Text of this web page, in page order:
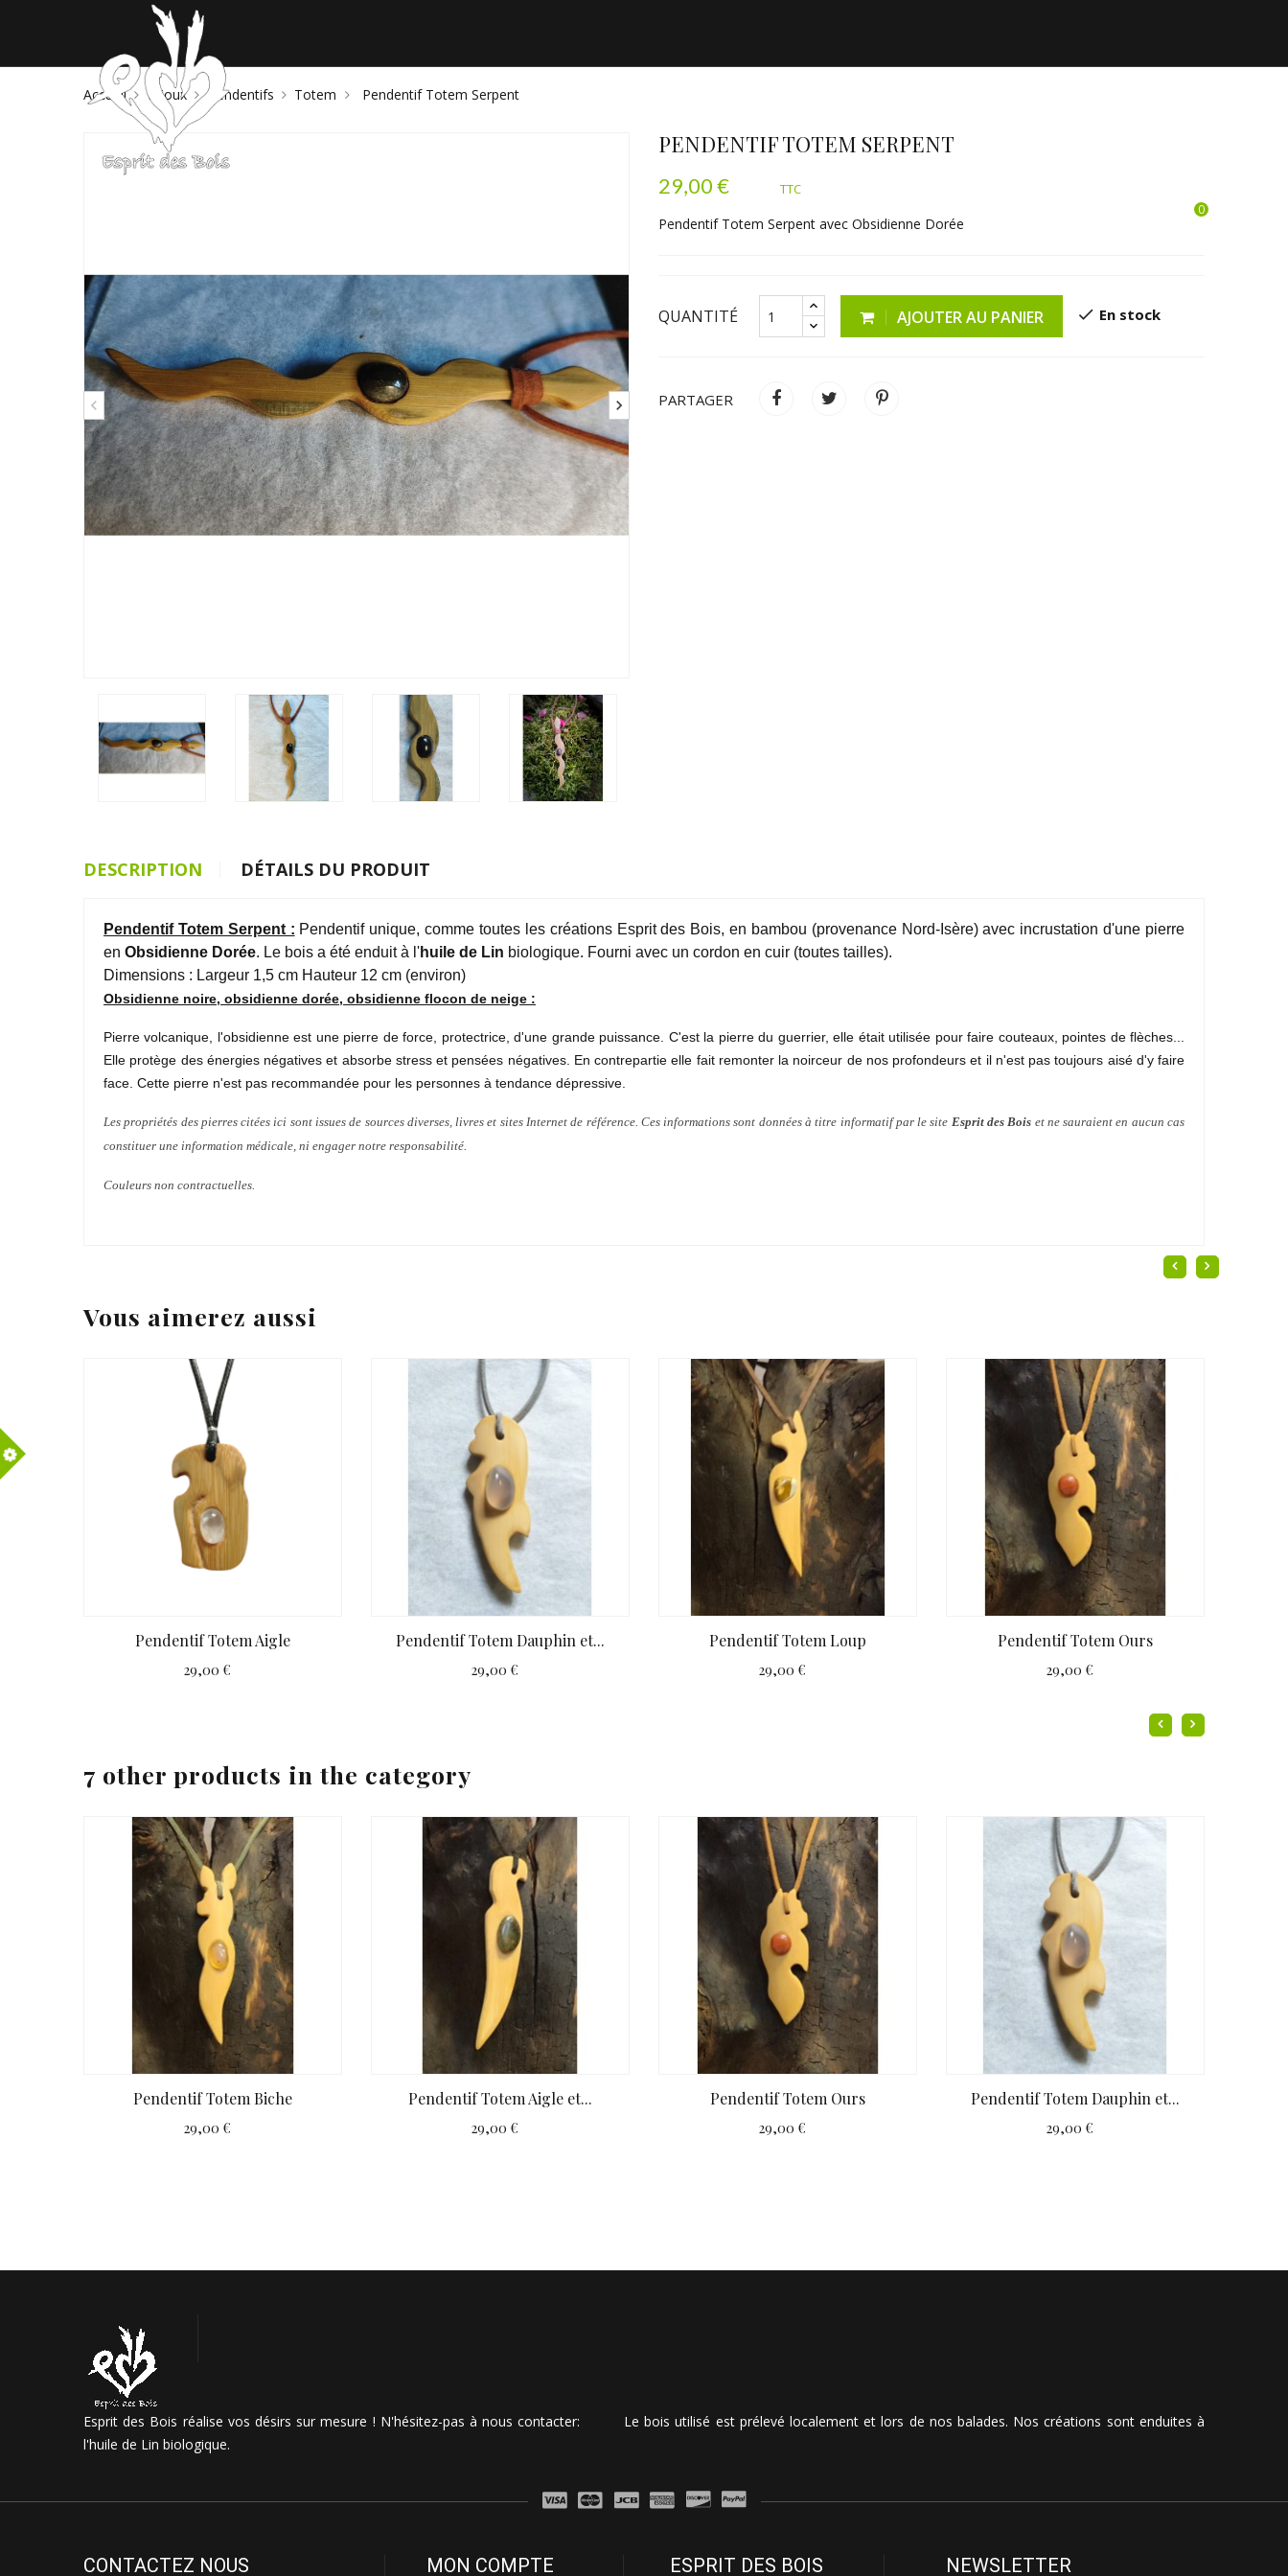
0
Accueil Bijoux Pendentifs Totem Pendentif Totem Serpent
PENDENTIF TOTEM SERPENT
29,00 € TTC
Pendentif Totem Serpent avec Obsidienne Dorée
QUANTITÉ AJOUTER AU PANIER check En stock
PARTAGER
DESCRIPTION DÉTAILS DU PRODUIT
Pendentif Totem Serpent : Pendentif unique, comme toutes les créations Esprit des Bois, en bambou (provenance Nord-Isère) avec incrustation d'une pierre
en Obsidienne Dorée. Le bois a été enduit à l'huile de Lin biologique. Fourni avec un cordon en cuir (toutes tailles).
Dimensions : Largeur 1,5 cm Hauteur 12 cm (environ)
Obsidienne noire, obsidienne dorée, obsidienne flocon de neige :
Pierre volcanique, l'obsidienne est une pierre de force, protectrice, d'une grande puissance. C'est la pierre du guerrier, elle était utilisée pour faire couteaux, pointes de flèches...
Elle protège des énergies négatives et absorbe stress et pensées négatives. En contrepartie elle fait remonter la noirceur de nos profondeurs et il n'est pas toujours aisé d'y faire
face. Cette pierre n'est pas recommandée pour les personnes à tendance dépressive.
Les propriétés des pierres citées ici sont issues de sources diverses, livres et sites Internet de référence. Ces informations sont données à titre informatif par le site Esprit des Bois et ne sauraient en aucun cas
constituer une information médicale, ni engager notre responsabilité.
Couleurs non contractuelles.
Vous aimerez aussi
Pendentif Totem Aigle
29,00 €
Pendentif Totem Dauphin et...
29,00 €
Pendentif Totem Loup
29,00 €
Pendentif Totem Ours
29,00 €
7 other products in the category
Pendentif Totem Biche
29,00 €
Pendentif Totem Aigle et...
29,00 €
Pendentif Totem Ours
29,00 €
Pendentif Totem Dauphin et...
29,00 €
Esprit des Bois réalise vos désirs sur mesure ! N'hésitez-pas à nous contacter:
Le bois utilisé est prélevé localement et lors de nos balades. Nos créations sont enduites à
l'huile de Lin biologique.
CONTACTEZ NOUS MON COMPTE ESPRIT DES BOIS NEWSLETTER